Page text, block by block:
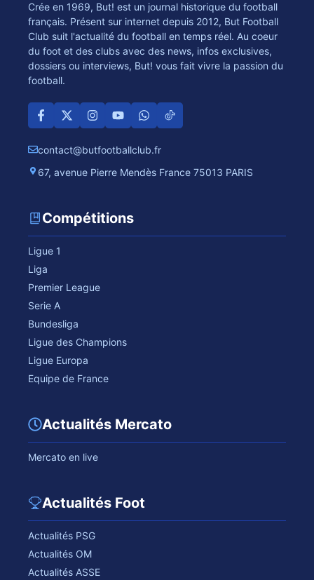
Crée en 1969, But! est un journal historique du football
français. Présent sur internet depuis 2012, But Football
Club suit l'actualité du football en temps réel. Au coeur
du foot et des clubs avec des news, infos exclusives,
dossiers ou interviews, But! vous fait vivre la passion du
football.
contact@butfootballclub.fr
67, avenue Pierre Mendès France 75013 PARIS
Compétitions
Ligue 1
Liga
Premier League
Serie A
Bundesliga
Ligue des Champions
Ligue Europa
Equipe de France
Actualités Mercato
Mercato en live
Actualités Foot
Actualités PSG
Actualités OM
Actualités ASSE